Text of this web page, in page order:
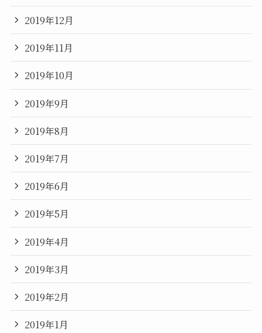
2019年12月
2019年11月
2019年10月
2019年9月
2019年8月
2019年7月
2019年6月
2019年5月
2019年4月
2019年3月
2019年2月
2019年1月